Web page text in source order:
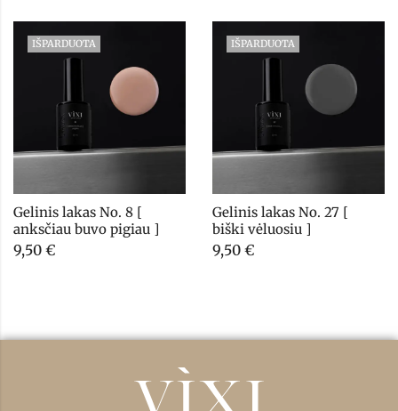
IŠPARDUOTA
Gelinis lakas No. 8 [
anksčiau buvo pigiau ]
9,50 €
IŠPARDUOTA
Gelinis lakas No. 27 [
biški vėluosiu ]
9,50 €